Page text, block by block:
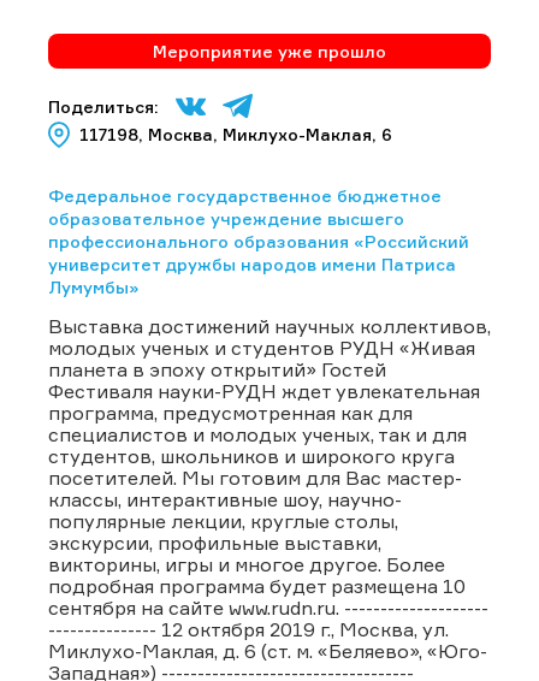
Мероприятие уже прошло
Поделиться:
117198, Москва, Миклухо-Маклая, 6
Федеральное государственное бюджетное
образовательное учреждение высшего
профессионального образования «Российский
университет дружбы народов имени Патриса
Лумумбы»
Выставка достижений научных коллективов,
молодых ученых и студентов РУДН «Живая
планета в эпоху открытий» Гостей
Фестиваля науки-РУДН ждет увлекательная
программа, предусмотренная как для
специалистов и молодых ученых, так и для
студентов, школьников и широкого круга
посетителей. Мы готовим для Вас мастер-
классы, интерактивные шоу, научно-
популярные лекции, круглые столы,
экскурсии, профильные выставки,
викторины, игры и многое другое. Более
подробная программа будет размещена 10
сентября на сайте www.rudn.ru. --------------------
--------------- 12 октября 2019 г., Москва, ул.
Миклухо-Маклая, д. 6 (ст. м. «Беляево», «Юго-
Западная») -----------------------------------